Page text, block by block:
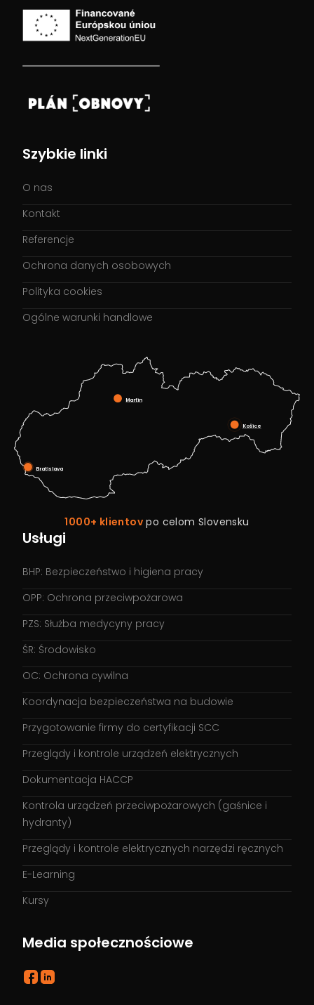
sociálnych médií, inzercie a analýzy. Títo partneri môžu
príslušné informácie skombinovať s ďalšími údajmi, ktoré
ste im poskytli alebo ktoré od vás získali, keď ste používali
Szybkie linki
O nas
Kontakt
Referencje
Ochrona danych osobowych
Polityka cookies
Ogólne warunki handlowe
Bratislava
Martin
Košice
1000+ klientov po celom Slovensku
Usługi
BHP: Bezpieczeństwo i higiena pracy
OPP: Ochrona przeciwpożarowa
PZS: Służba medycyny pracy
ŚR: Środowisko
OC: Ochrona cywilna
Koordynacja bezpieczeństwa na budowie
Przygotowanie firmy do certyfikacji SCC
Przeglądy i kontrole urządzeń elektrycznych
Dokumentacja HACCP
Kontrola urządzeń przeciwpożarowych (gaśnice i
hydranty)
Przeglądy i kontrole elektrycznych narzędzi ręcznych
E-Learning
Kursy
Media społecznościowe